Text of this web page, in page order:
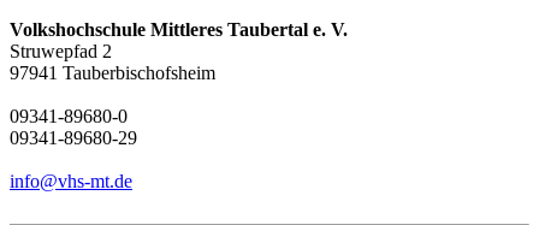
Volkshochschule Mittleres Taubertal e. V.
Struwepfad 2
97941 Tauberbischofsheim
09341-89680-0
09341-89680-29
info@vhs-mt.de